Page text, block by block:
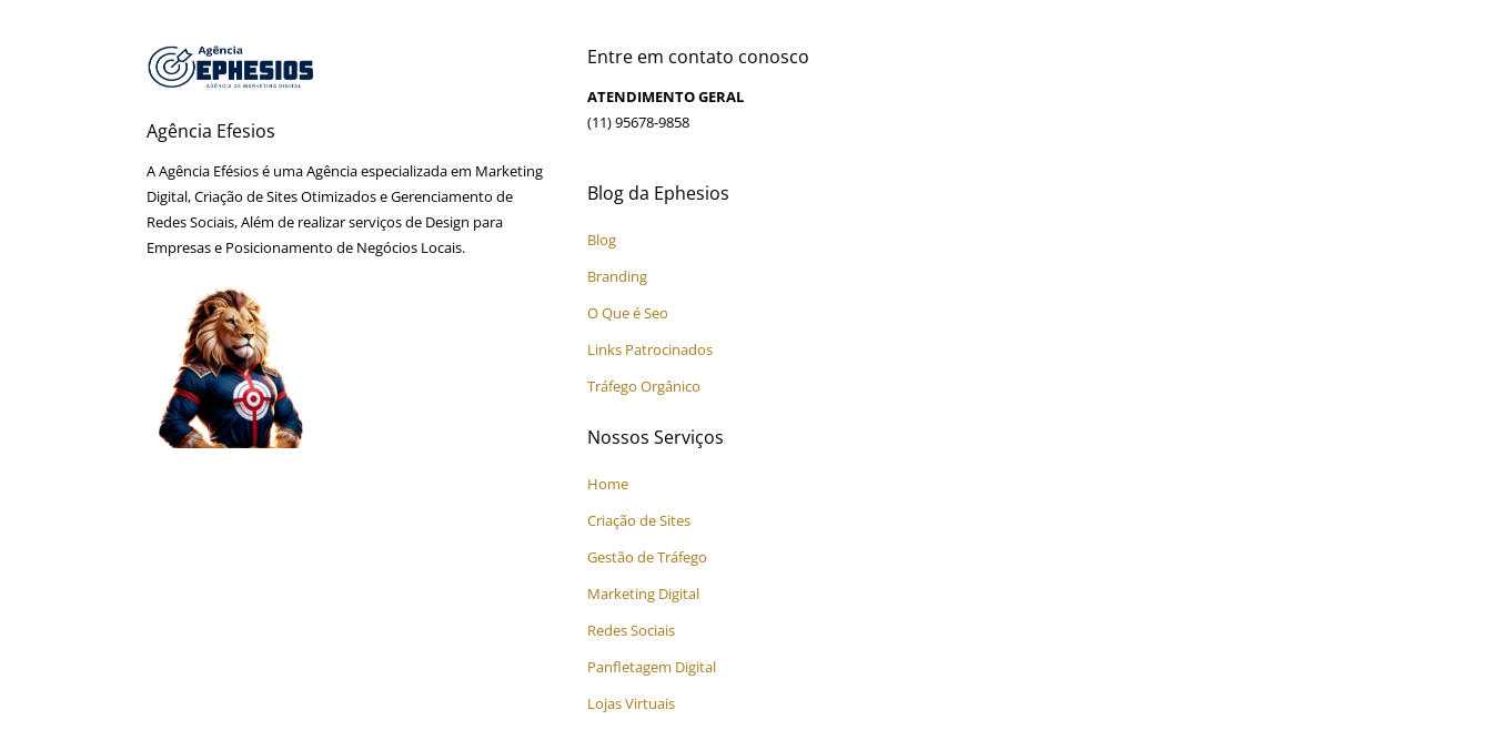
Agência Efesios
A Agência Efésios é uma Agência especializada em Marketing
Digital, Criação de Sites Otimizados e Gerenciamento de
Redes Sociais, Além de realizar serviços de Design para
Empresas e Posicionamento de Negócios Locais.
Entre em contato conosco
ATENDIMENTO GERAL
(11) 95678-9858
Blog da Ephesios
Blog
Branding
O Que é Seo
Links Patrocinados
Tráfego Orgânico
Nossos Serviços
Home
Criação de Sites
Gestão de Tráfego
Marketing Digital
Redes Sociais
Panfletagem Digital
Lojas Virtuais